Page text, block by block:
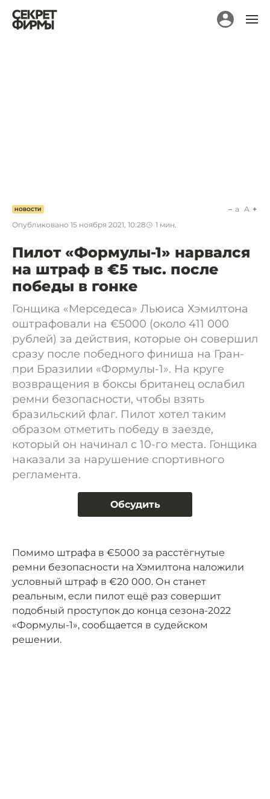
НОВОСТИ
Опубликовано 15 ноября 2021, 10:28 1 мин.
a A
Пилот «Формулы-1» нарвался
на штраф в €5 тыс. после
победы в гонке
Гонщика «Мерседеса» Льюиса Хэмилтона
оштрафовали на €5000 (около 411 000
рублей) за действия, которые он совершил
сразу после победного финиша на Гран-
при Бразилии «Формулы-1». На круге
возвращения в боксы британец ослабил
ремни безопасности, чтобы взять
бразильский флаг. Пилот хотел таким
образом отметить победу в заезде,
который он начинал с 10-го места. Гонщика
наказали за нарушение спортивного
регламента.
Обсудить
Помимо штрафа в €5000 за расстёгнутые
ремни безопасности на Хэмилтона наложили
условный штраф в €20 000. Он станет
реальным, если пилот ещё раз совершит
подобный проступок до конца сезона-2022
«Формулы-1», сообщается в судейском
решении.